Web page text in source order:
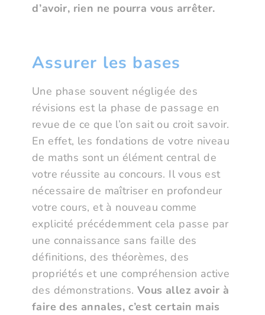
d’avoir, rien ne pourra vous arrêter.
Assurer les bases
Une phase souvent négligée des
révisions est la phase de passage en
revue de ce que l’on sait ou croit savoir.
En effet, les fondations de votre niveau
de maths sont un élément central de
votre réussite au concours. Il vous est
nécessaire de maîtriser en profondeur
votre cours, et à nouveau comme
explicité précédemment cela passe par
une connaissance sans faille des
définitions, des théorèmes, des
propriétés et une compréhension active
des démonstrations. Vous allez avoir à
faire des annales, c’est certain mais